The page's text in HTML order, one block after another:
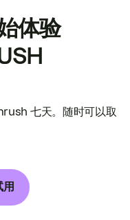
体验
七天。随时可以取